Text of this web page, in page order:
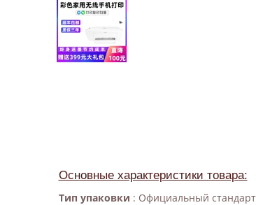
Основные характеристики товара:
Тип упаковки : Официальный стандарт